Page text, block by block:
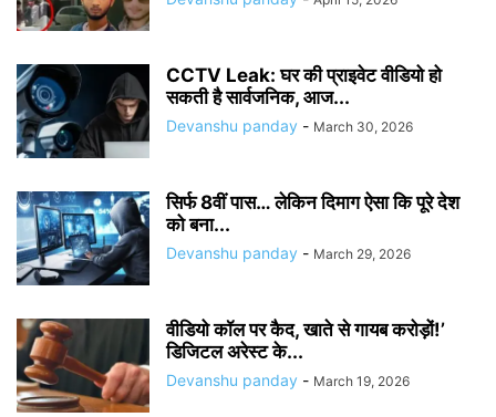
CCTV Leak: घर की प्राइवेट वीडियो हो
सकती है सार्वजनिक, आज...
Devanshu panday - March 30, 2026
सिर्फ 8वीं पास… लेकिन दिमाग ऐसा कि पूरे देश
को बना...
Devanshu panday - March 29, 2026
वीडियो कॉल पर कैद, खाते से गायब करोड़ों!’
डिजिटल अरेस्ट के...
Devanshu panday - March 19, 2026